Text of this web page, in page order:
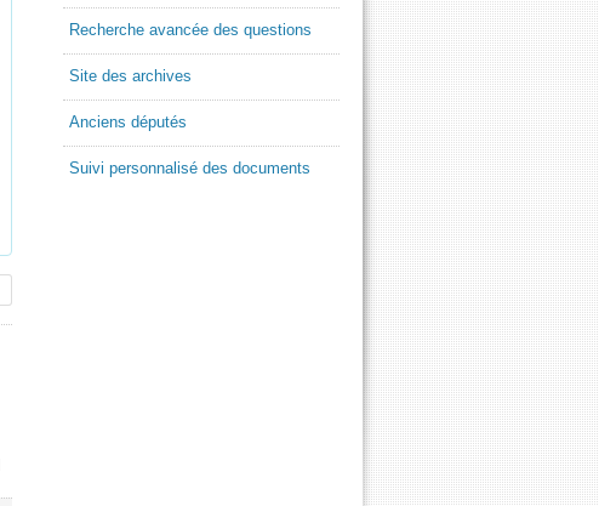
Recherche avancée des questions
Site des archives
Anciens députés
Suivi personnalisé des documents